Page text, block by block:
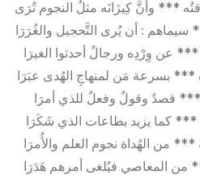
*** وأنَّ كِيزَانَه مثلُ النجوم تُرَى
: أن يُرى التَّحجيل والغُرَرَا
عن وِرْدِه ورجالٌ أحدثوا الغيرَا
*** بسرعة مَن لمنهاجِ الهُدى عبَرَا
*** قصدٌ وقولٌ وفعلٌ للذي أمرَا
كما يزيد بطاعات الذي شَكَرَا
من الهُداة نجوم العلم والأُمرَا
من المعاصي فيُلغى أمرهم هَدَرَا